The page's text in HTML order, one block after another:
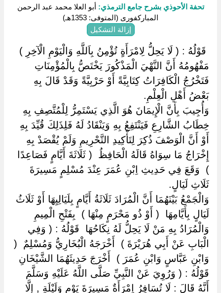
تحفة الأحوذي بشرح جامع الترمذي: أبو العلا محمد عبد الرحمن
المباركفورى (المتوفى: 1353هـ)
إزالة التشكيل
‏ ‏قَوْلُهُ : ( لَا يَحِلُّ لِامْرَأَةٍ تُؤْمِنُ بِاَللَّهِ وَالْيَوْمِ الْآخِرِ ) ‏
‏مَفْهُومُهُ أَنَّ النَّهْيَ الْمَذْكُورَ يَخْتَصُّ بِالْمُؤْمِنَاتِ
فَتَخْرُجُ الْكَافِرَاتُ كِتَابِيَّةً أَوْ حَرْبِيَّةً وَقَدْ قَالَ بِهِ
بَعْضُ أَهْلِ الْعِلْمِ.
وَأُجِيبَ بِأَنَّ الْإِيمَانَ هُوَ الَّذِي يَسْتَمِرُّ لِلْمُتَّصِفِ بِهِ
خِطَابُ الشَّارِعِ فَيَنْتَفِعُ بِهِ وَيَنْقَادُ لَهُ فَلِذَلِكَ قُيِّدَ بِهِ
أَوْ أَنَّ الْوَصْفَ ذُكِرَ لِتَأْكِيدِ التَّحْرِيمِ وَلَمْ يُقْصَدْ بِهِ
إِخْرَاجُ مَا سِوَاهُ قَالَهُ الْحَافِظُ ‏ ‏( ثَلَاثَةَ أَيَّامٍ فَصَاعِدًا
) ‏ ‏وَقَعَ فِي حَدِيثِ اِبْنِ عُمَرَ عِنْدَ مُسْلِمٍ مَسِيرَةَ
ثَلَاثِ لَيَالٍ.
وَالْجَمْعُ بَيْنَهُمَا أَنَّ الْمُرَادَ ثَلَاثَةُ أَيَّامٍ بِلَيَالِيِهَا أَوْ ثَلَاثُ
لَيَالٍ بِأَيَّامِهَا ‏ ‏( أَوْ ذُو مَحْرَمٍ مِنْهَا ) ‏ ‏بِفَتْحِ الْمِيمِ
وَالْمُرَادُ بِهِ مَنْ لَا يَحِلُّ لَهُ نِكَاحُهَا ‏ ‏قَوْلُهُ : ( وَفِي
الْبَابِ عَنْ أَبِي هُرَيْرَةَ ) ‏ ‏أَخْرَجَهُ الْبُخَارِيُّ وَمُسْلِمٌ ‏ ‏(
وَابْنِ عَبَّاسٍ وَابْنِ عُمَرَ ) ‏ ‏أَخْرَجَ حَدِيثَهُمَا الشَّيْخَانِ ‏
‏قَوْلُهُ : ( وَرُوِيَ عَنْ النَّبِيِّ صَلَّى اللَّهُ عَلَيْهِ وَسَلَّمَ
أَنَّهُ قَالَ : لَا تُسَافِرُ اِمْرَأَةٌ مَسِيرَةَ يَوْمٍ وَلَيْلَةٍ , إِلَّا